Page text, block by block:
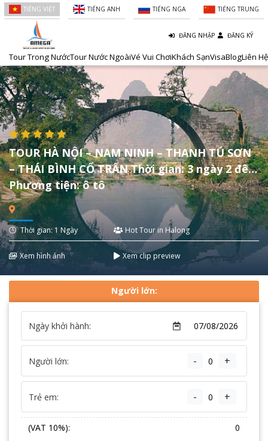
TIẾNG VIỆT TIẾNG ANH TIẾNG NGA TIẾNG TRUNG
ĐĂNG NHẬP ĐĂNG KÝ
Tour Trong NướcTour Nước NgoàiVé Vui ChơiKhách SạnVisaBlogLiên Hệ
TOUR HÀ NỘI – NAM NINH – THANH TÚ SƠN
– THÁI BÌNH CỔ TRẤN Thời gian: 3 ngày 2 đêm
Phương tiện: ô tô
Thời gian: 1 Ngày Hot Tour in Halong
Xem hình ảnh Xem clip preview
Người lớn:
Ngày khởi hành:
Người lớn: - +
Trẻ em: - +
(VAT 10%): 0